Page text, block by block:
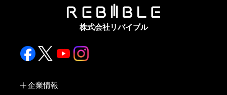
株式会社リバイブル
企業情報